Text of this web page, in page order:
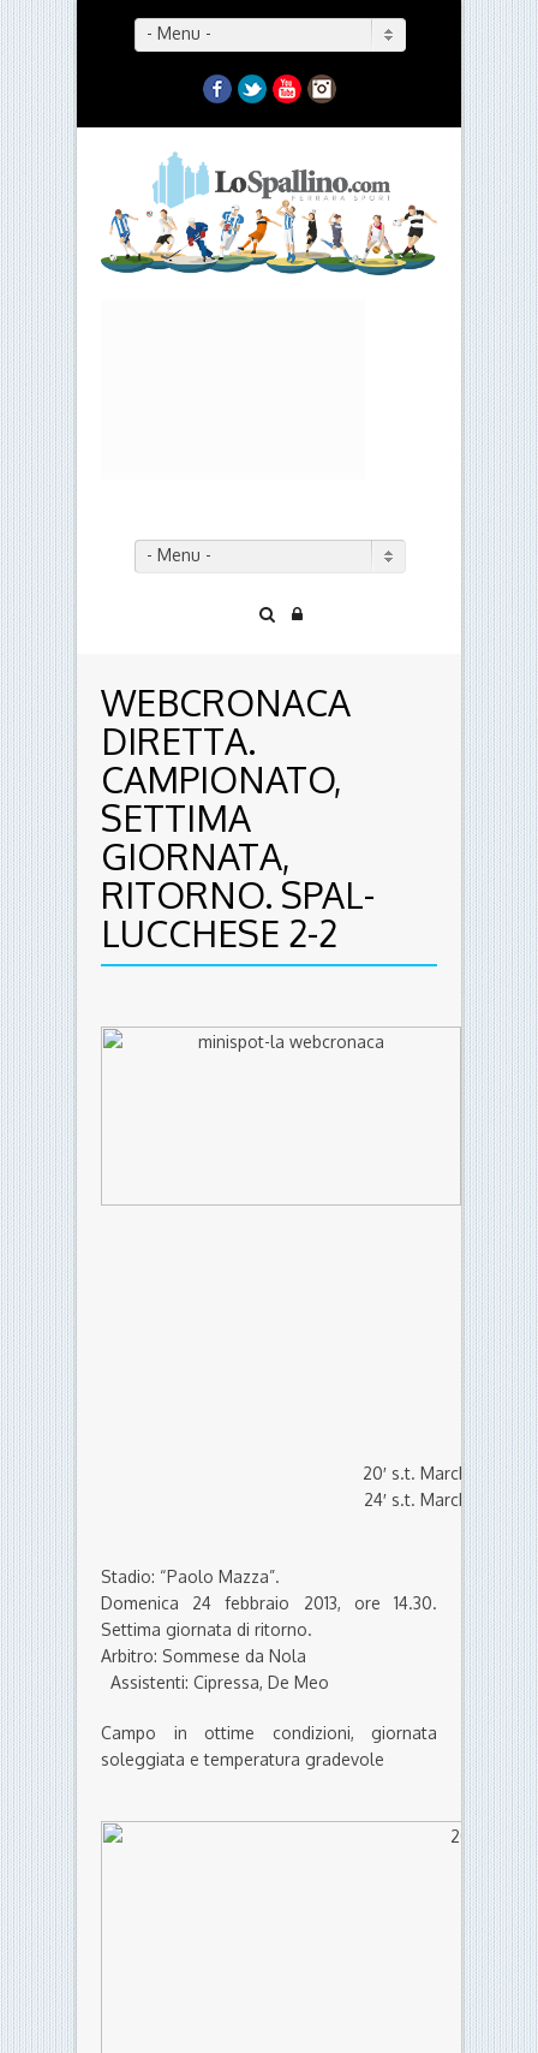
- Menu -
Facebook
TwitterYouTubeInstagram
- Menu -
WEBCRONACA
DIRETTA.
CAMPIONATO,
SETTIMA
GIORNATA,
RITORNO. SPAL-
LUCCHESE 2-2
20′ s.t. Marchini
24′ s.t. Marchini
25′
47′
Stadio: “Paolo Mazza”.
Domenica 24 febbraio 2013, ore 14.30.
Settima giornata di ritorno.
Arbitro: Sommese da Nola
Assistenti: Cipressa, De Meo
Campo in ottime condizioni, giornata
soleggiata e temperatura gradevole